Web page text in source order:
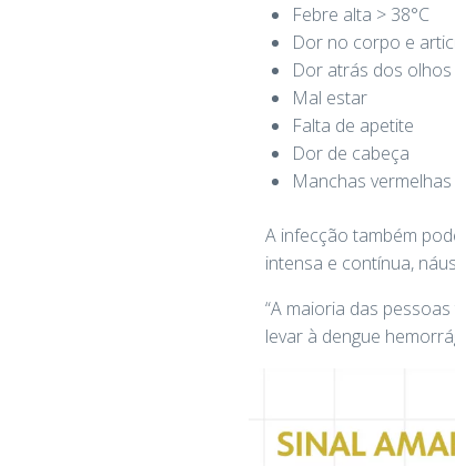
Febre alta > 38°C
Dor no corpo e
Dor atrás dos olhos
Mal estar
Falta de apetite
Dor de cabeça
Manchas
A infecção também
intensa e contínua,
“A maioria das
levar à dengue